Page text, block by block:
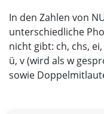
In den Zahlen von
unterschiedliche
nicht gibt: ch, chs,
ü, v (wird als w
sowie